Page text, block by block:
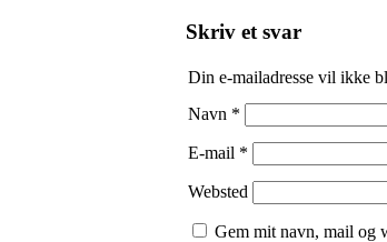
Skriv et svar
Din e-mailadresse vil ikke
Navn *
E-mail *
Websted
Gem mit navn, mail og